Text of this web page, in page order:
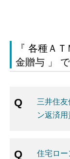
『 各種Ａ
金贈与 」
三井住
ン返済
住宅ロ